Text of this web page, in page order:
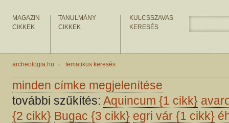
MAGAZIN
CIKKEK
TANULMÁNY
CIKKEK
KULCSSZAVAS
KERESÉS
archeologia.hu tematikus keresés
minden címke megjelenítése
további szűkítés: Aquincum {1 cikk}
{2 cikk} Bugac {3 cikk} egri vár {1 cikk}